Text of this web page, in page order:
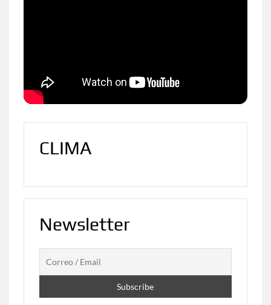
CLIMA
Newsletter